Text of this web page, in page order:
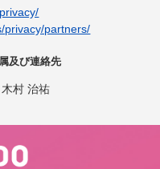
privacy/partners/
及び連絡先
村 治祐